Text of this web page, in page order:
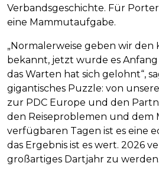
Verbandsgeschichte. Für
eine Mammutaufgabe.
„Normalerweise geben wir den
bekannt, jetzt wurde es
das Warten hat sich gelohnt“,
gigantisches Puzzle: von
zur PDC Europe und den
den Reiseproblemen und dem
verfügbaren Tagen ist es eine
das Ergebnis ist es wert. 2026
großartiges Dartjahr zu